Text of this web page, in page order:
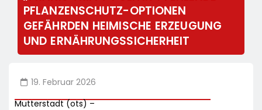
PFLANZENSCHUTZ-OPTIONEN
GEFÄHRDEN HEIMISCHE ERZEUGUNG
UND ERNÄHRUNGSSICHERHEIT
19. Februar 2026
Mutterstadt (ots) –